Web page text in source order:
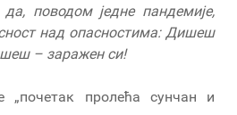
поводом једне пандемије,
над опасностима: Дишеш
– заражен си!
пролећа сунчан и